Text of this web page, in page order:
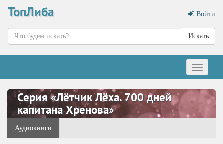
ТопЛиба Войти
Искать
Меню
Серия «Лётчик Лёха. 700 дней
капитана Хренова»
Аудиокниги